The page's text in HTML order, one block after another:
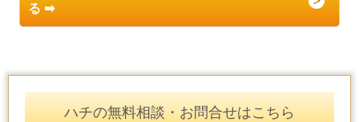
る ➡
ハチの無料相談・お問合せはこちら